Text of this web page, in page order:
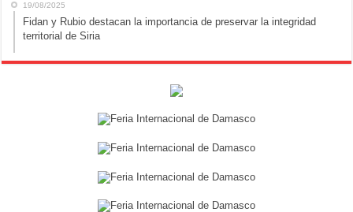
19/08/2025
Fidan y Rubio destacan la importancia de preservar la integridad
territorial de Siria